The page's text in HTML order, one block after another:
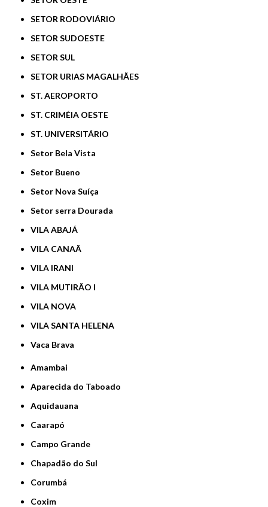
SETOR RODOVIÁRIO
SETOR SUDOESTE
SETOR SUL
SETOR URIAS MAGALHÃES
ST. AEROPORTO
ST. CRIMÉIA OESTE
ST. UNIVERSITÁRIO
Setor Bela Vista
Setor Bueno
Setor Nova Suíça
Setor serra Dourada
VILA ABAJÁ
VILA CANAÃ
VILA IRANI
VILA MUTIRÃO I
VILA NOVA
VILA SANTA HELENA
Vaca Brava
Amambai
Aparecida do Taboado
Aquidauana
Caarapó
Campo Grande
Chapadão do Sul
Corumbá
Coxim